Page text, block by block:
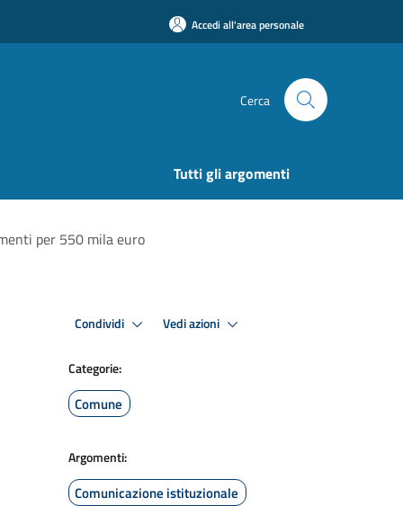
Accedi all'area personale
Cerca
Tutti gli argomenti
per 550 mila euro
Condividi Vedi azioni
Categorie:
Comune
Argomenti:
Comunicazione istituzionale